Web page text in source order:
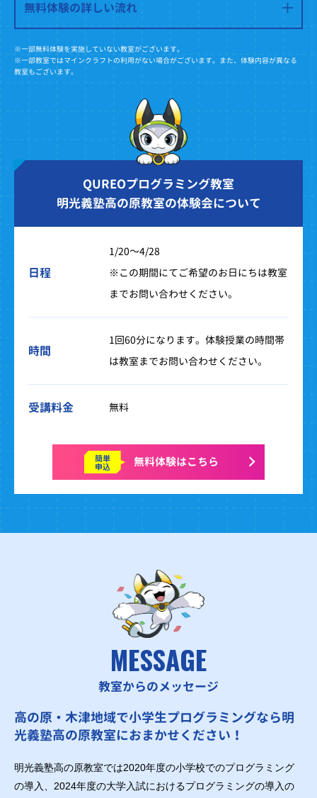
無料体験の詳しい流れ
※一部無料体験を実施していない教室がございます。
※一部教室ではマインクラフトの利用がない場合がございます。また、体験内容が異なる
教室もございます。
QUREOプログラミング教室
明光義塾高の原教室の体験会について
日程
1/20～4/28
※この期間にてご希望のお日にちは教室
までお問い合わせください。
時間
1回60分になります。体験授業の時間帯
は教室までお問い合わせください。
受講料金 無料
簡単
申込 無料体験はこちら
MESSAGE
教室からのメッセージ
高の原・木津地域で小学生プログラミングなら明
光義塾高の原教室におまかせください！
明光義塾高の原教室では2020年度の小学校でのプログラミング
の導入、2024年度の大学入試におけるプログラミングの導入の